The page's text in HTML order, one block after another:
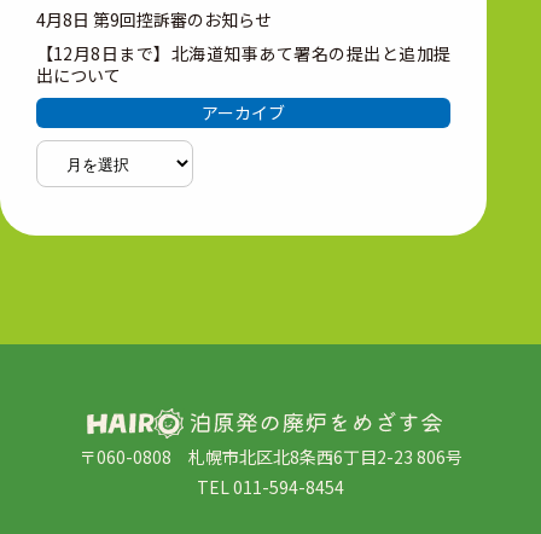
4月8日 第9回控訴審のお知らせ
【12月8日まで】北海道知事あて署名の提出と追加提
出について
アーカイブ
ア
ー
〒060-0808 札幌市北区北8条西6丁目2-23 806号
TEL 011-594-8454